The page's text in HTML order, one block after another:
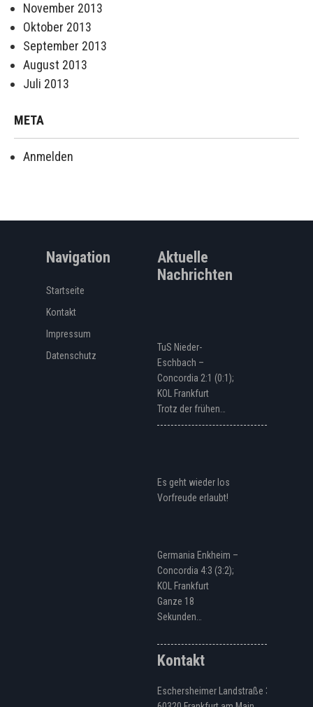
November 2013
Oktober 2013
September 2013
August 2013
Juli 2013
META
Anmelden
Navigation
Startseite
Kontakt
Impressum
Datenschutz
Aktuelle
Nachrichten
TuS Nieder-
Eschbach –
Concordia 2:1 (0:1);
KOL Frankfurt
Trotz der frühen…
Es geht wieder los
Vorfreude erlaubt!
Germania Enkheim –
Concordia 4:3 (3:2);
KOL Frankfurt
Ganze 18
Sekunden…
Kontakt
Eschersheimer Landstraße 328